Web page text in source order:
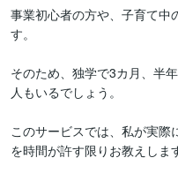
事業初心者の方や、子育て中
す。
そのため、独学で3カ月、半
人もいるでしょう。
このサービスでは、私が実際
を時間が許す限りお教えしま